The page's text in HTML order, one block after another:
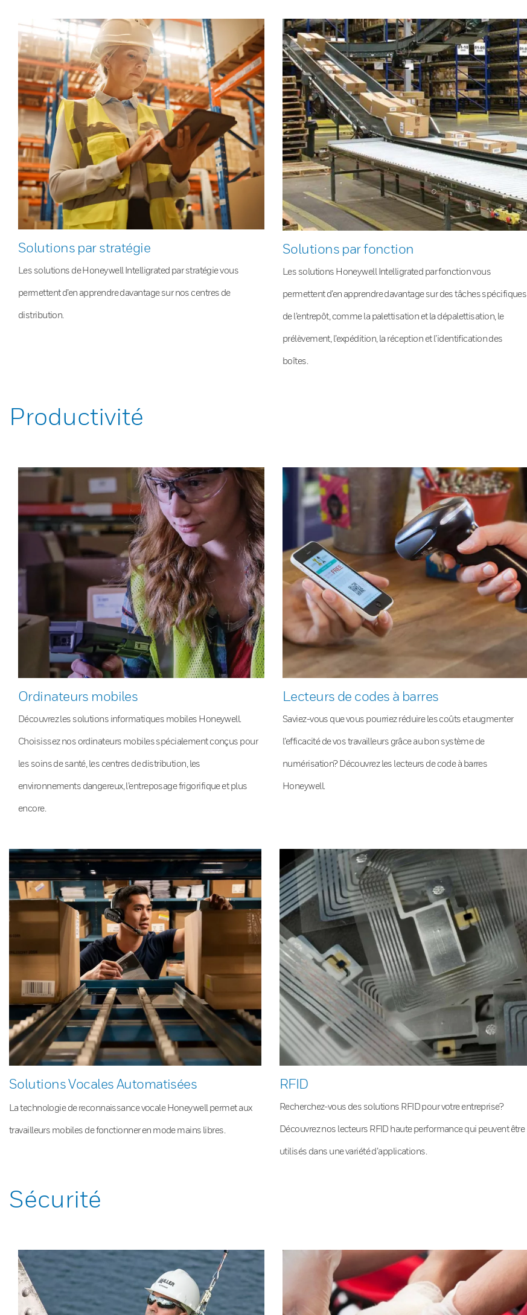
Solutions par stratégie
Les solutions de Honeywell Intelligrated par stratégie vous
permettent d’en apprendre davantage sur nos centres de
distribution.
Solutions par fonction
Les solutions Honeywell Intelligrated par fonction vous
permettent d’en apprendre davantage sur des tâches spécifiques
de l’entrepôt, comme la palettisation et la dépalettisation, le
prélèvement, l’expédition, la réception et l’identification des
boîtes.
Productivité
Ordinateurs mobiles
Découvrez les solutions informatiques mobiles Honeywell.
Choisissez nos ordinateurs mobiles spécialement conçus pour
les soins de santé, les centres de distribution, les
environnements dangereux, l’entreposage frigorifique et plus
encore.
Lecteurs de codes à barres
Saviez-vous que vous pourriez réduire les coûts et augmenter
l’efficacité de vos travailleurs grâce au bon système de
numérisation? Découvrez les lecteurs de code à barres
Honeywell.
Solutions Vocales Automatisées
La technologie de reconnaissance vocale Honeywell permet aux
travailleurs mobiles de fonctionner en mode mains libres.
RFID
Recherchez-vous des solutions RFID pour votre entreprise?
Découvrez nos lecteurs RFID haute performance qui peuvent être
utilisés dans une variété d’applications.
Sécurité